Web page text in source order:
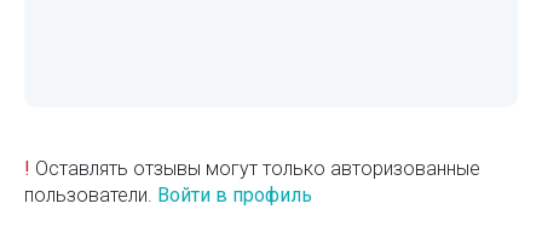
! Оставлять отзывы могут только авторизованные
пользователи. Войти в профиль